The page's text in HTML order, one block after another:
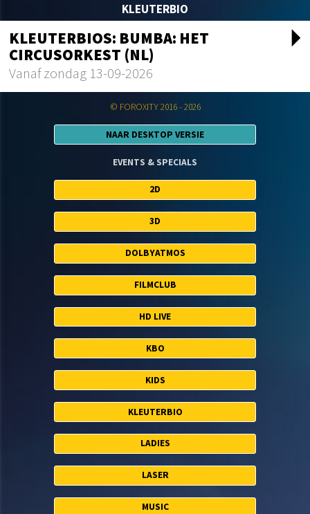
KLEUTERBIO
KLEUTERBIOS: BUMBA: HET
CIRCUSORKEST (NL)
Vanaf zondag 13-09-2026
© FOROXITY 2016 - 2026
NAAR DESKTOP VERSIE
EVENTS & SPECIALS
2D
3D
DOLBYATMOS
FILMCLUB
HD LIVE
KBO
KIDS
KLEUTERBIO
LADIES
LASER
MUSIC